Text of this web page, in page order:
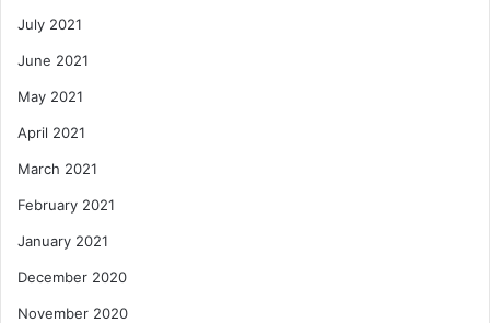
July 2021
June 2021
May 2021
April 2021
March 2021
February 2021
January 2021
December 2020
November 2020